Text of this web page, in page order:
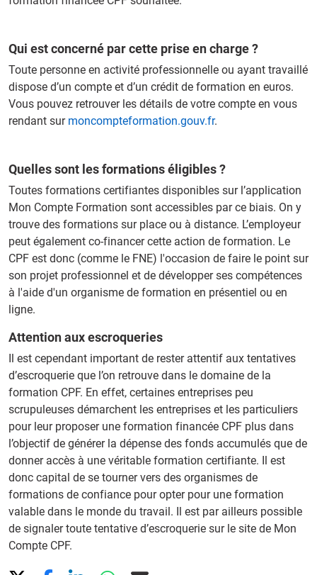
Qui est concerné par cette prise en charge ?
Toute personne en activité professionnelle ou ayant travaillé
dispose d’un compte et d’un crédit de formation en euros.
Vous pouvez retrouver les détails de votre compte en vous
rendant sur moncompteformation.gouv.fr.
Quelles sont les formations éligibles ?
Toutes formations certifiantes disponibles sur l’application
Mon Compte Formation sont accessibles par ce biais. On y
trouve des formations sur place ou à distance. L’employeur
peut également co-financer cette action de formation. Le
CPF est donc (comme le FNE) l'occasion de faire le point sur
son projet professionnel et de développer ses compétences
à l'aide d'un organisme de formation en présentiel ou en
ligne.
Attention aux escroqueries
Il est cependant important de rester attentif aux tentatives
d’escroquerie que l’on retrouve dans le domaine de la
formation CPF. En effet, certaines entreprises peu
scrupuleuses démarchent les entreprises et les particuliers
pour leur proposer une formation financée CPF plus dans
l’objectif de générer la dépense des fonds accumulés que de
donner accès à une véritable formation certifiante. Il est
donc capital de se tourner vers des organismes de
formations de confiance pour opter pour une formation
valable dans le monde du travail. Il est par ailleurs possible
de signaler toute tentative d’escroquerie sur le site de Mon
Compte CPF.